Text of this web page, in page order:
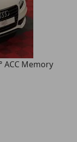
ACC Memory